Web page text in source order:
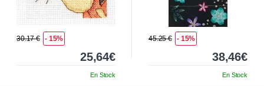
30.17 € - 15%
25,64€
En Stock
45.25 € - 15%
38,46€
En Stock